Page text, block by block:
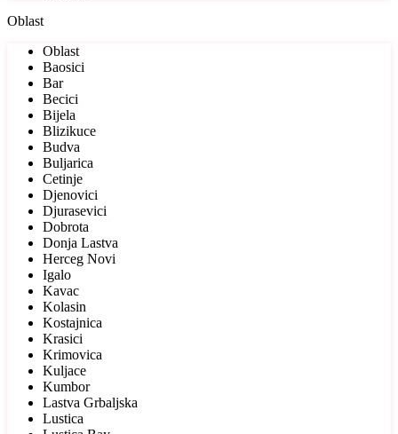
Oblast
Oblast
Baosici
Bar
Becici
Bijela
Blizikuce
Budva
Buljarica
Cetinje
Djenovici
Djurasevici
Dobrota
Donja Lastva
Herceg Novi
Igalo
Kavac
Kolasin
Kostajnica
Krasici
Krimovica
Kuljace
Kumbor
Lastva Grbaljska
Lustica